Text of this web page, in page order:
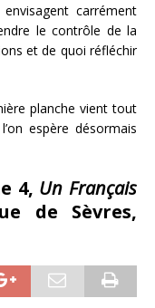
carrément
le contrôle de la
et de quoi réfléchir
planche vient tout
espère désormais
4, Un Français
de Sèvres,